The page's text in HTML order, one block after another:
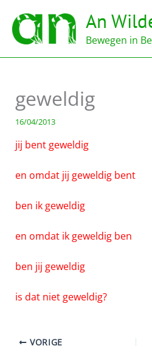
naar
inhoud
An
Bewegen in
geweldig
16/04/2013
jij bent geweldig
en omdat jij geweldig bent
ben ik geweldig
en omdat ik geweldig ben
ben jij geweldig
is dat niet geweldig?
VORIGE